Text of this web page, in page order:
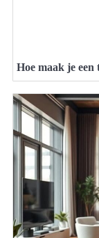
Hoe maak je